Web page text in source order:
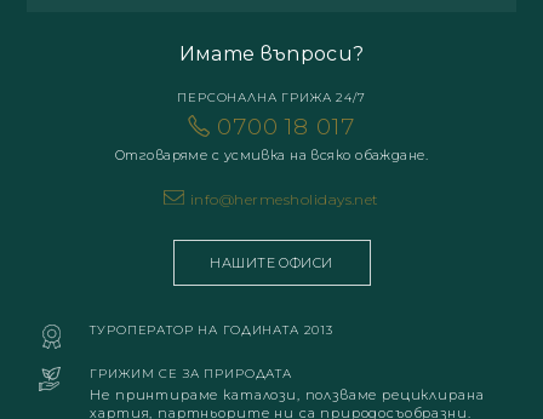
Имате въпроси?
ПЕРСОНАЛНА ГРИЖА 24/7
0700 18 017
Отговаряме с усмивка на всяко обаждане.
info@hermesholidays.net
НАШИТЕ ОФИСИ
ТУРОПЕРАТОР НА ГОДИНАТА 2013
ГРИЖИМ СЕ ЗА ПРИРОДАТА
Не принтираме каталози, ползваме рециклирана
хартия, партньорите ни са природосъобразни.